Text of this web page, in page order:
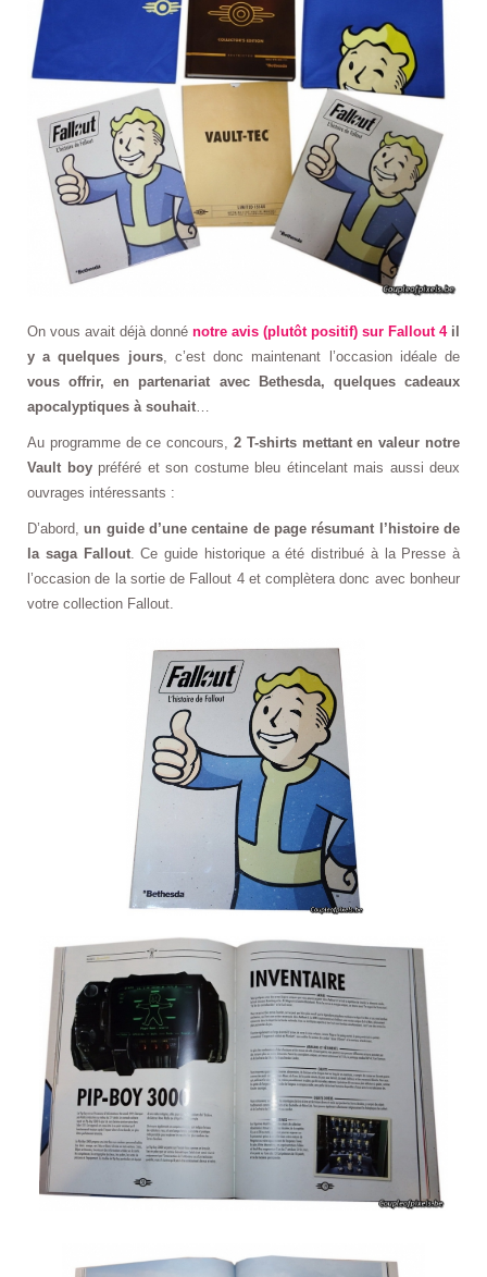
On vous avait déjà donné notre avis (plutôt positif) sur Fallout 4il
y a quelques jours, c’est donc maintenant l’occasion idéale de
vous offrir, en partenariat avec Bethesda, quelques cadeaux
apocalyptiques à souhait
Au programme de ce concours, 2 T-shirts mettant en valeur notre
Vault boypréféré et son costume bleu étincelant mais aussi deux
ouvrages intéressants :
D’abord,un guide d’une centaine de page résumant l’histoire de
la saga Fallout. Ce guide historique a été distribué à la Presse à
l’occasion de la sortie de Fallout 4 et complètera donc avec bonheur
votre collection Fallout.